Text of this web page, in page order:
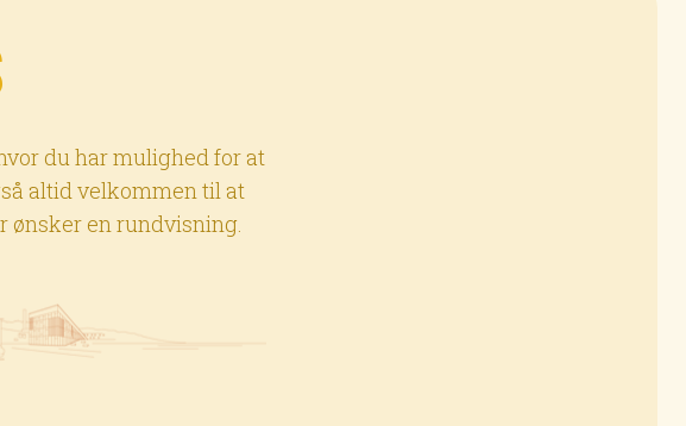
du har mulighed for at
altid velkommen til at
ønsker en rundvisning.